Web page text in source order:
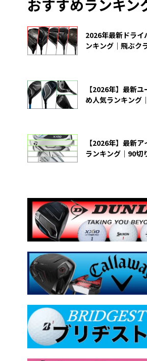
おすすめランキン
2026年最新ドライ
ンキング｜飛ぶク
【2026年】最新
め人気ランキング
【2026年】最新
ランキング｜90切